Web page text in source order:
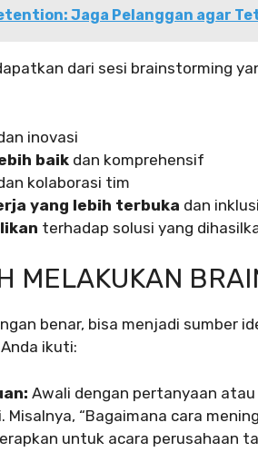
Jaga Pelanggan agar
dari sesi brainstorming
inovasi
baik dan komprehensif
kolaborasi tim
yang lebih terbuka dan
terhadap solusi yang
MELAKUKAN
benar, bisa menjadi sumber
ikuti:
Awali dengan pertanyaan
“Bagaimana cara
untuk acara perusahaan